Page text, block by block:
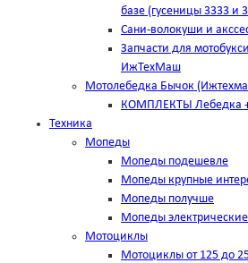
базе (гусеницы 3333 и
Сани-волокуши и
Запчасти для
ИжТехМаш
Мотолебедка Бычок
КОМПЛЕКТЫ Лебедка
Техника
Мопеды
Мопеды подешевле
Мопеды крупные
Мопеды получше
Мопеды электрические
Мотоциклы
Мотоциклы от 125 до